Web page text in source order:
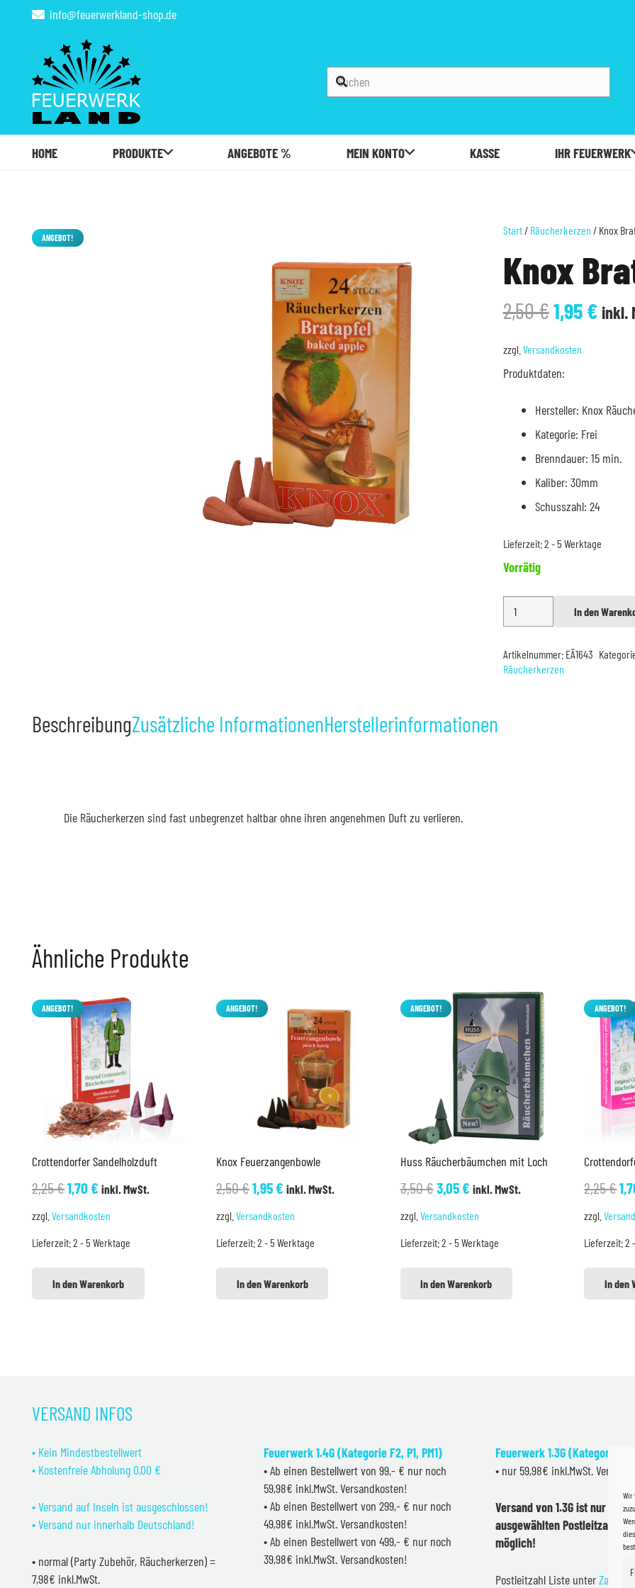
Wir
info@feuerwerkland-shop.de
HOME PRODUKTE ANGEBOTE % MEIN KONTO KASSE IHR FEUERWERK
ANGEBOT!
Start/ Räucherkerzen / Knox
Knox
2,50€
Preis
war:
2,50 €
1,95€
Preis
inkl.
zzgl. Versandkosten
Produktdaten:
Hersteller: Knox
Kategorie: Frei
Brenndauer: 15 min.
Kaliber: 30mm
Schusszahl: 24
Lieferzeit:2 - 5 Werktage
Vorrätig
In den
Alternative:
Artikelnummer: EÄ1643
Räucherkerzen
BeschreibungZusätzliche InformationenHerstellerinformationen
Die Räucherkerzen sind fast unbegrenzet haltbar ohne ihren angenehmen Duft zu verlieren.
Ähnliche Produkte
ANGEBOT!
Crottendorfer Sandelholzduft
2,25€Ursprünglicher
Preis
2,25 €
1,70€Aktueller
1,70 €.
inkl. MwSt.
zzgl. Versandkosten
Lieferzeit:2 - 5 Werktage
In den Warenkorb
ANGEBOT!
Knox Feuerzangenbowle
2,50€Ursprünglicher
Preis
2,50 €
1,95€Aktueller
1,95 €.
inkl. MwSt.
zzgl. Versandkosten
Lieferzeit:2 - 5 Werktage
In den Warenkorb
ANGEBOT!
Huss Räucherbäumchen mit Loch
3,50€Ursprünglicher
Preis
3,50 €
3,05€Aktueller
3,05 €.
inkl. MwSt.
zzgl. Versandkosten
Lieferzeit:2 - 5 Werktage
In den Warenkorb
ANGEBOT!
2,25€
zzgl.
Lieferzeit:2
In den
VERSAND INFOS
• Kein Mindestbestellwert
• Kostenfreie Abholung 0,00 €
• Versand auf Inseln ist ausgeschlossen!
• Versand nur innerhalb Deutschland!
• normal (Party Zubehör, Räucherkerzen) =
7,98€ inkl.MwSt.
Feuerwerk 1.4G (Kategorie F2, P1, PM1)
• Ab einen Bestellwert von 99,- € nur noch
59,98€ inkl.MwSt. Versandkosten!
• Ab einen Bestellwert von 299,- € nur noch
49,98€ inkl.MwSt. Versandkosten!
• Ab einen Bestellwert von 499,- € nur noch
39,98€ inkl.MwSt. Versandkosten!
Feuerwerk 1.3G (Kategorie F2)
• nur 59,98€ inkl.MwSt.
Versand von 1.3G ist nur
ausgewählten Postleitzahlen
möglich!
Postleitzahl Liste unter